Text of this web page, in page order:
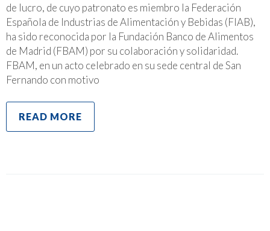
de lucro, de cuyo patronato es miembro la Federación
Española de Industrias de Alimentación y Bebidas (FIAB),
ha sido reconocida por la Fundación Banco de Alimentos
de Madrid (FBAM) por su colaboración y solidaridad.
FBAM, en un acto celebrado en su sede central de San
Fernando con motivo
READ MORE